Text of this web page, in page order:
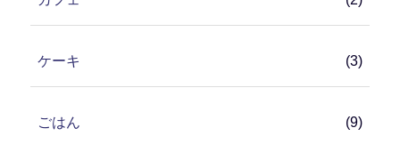
ケーキ (3)
ごはん (9)